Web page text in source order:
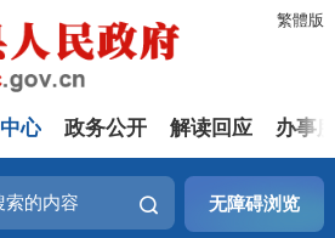
繁體版
心 政务公开 解读回应 办事
无障碍浏览